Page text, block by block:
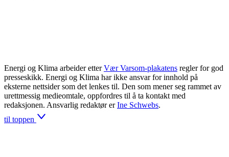
Energi og Klima arbeider etter Vær Varsom-plakatens regler for god
presseskikk. Energi og Klima har ikke ansvar for innhold på
eksterne nettsider som det lenkes til. Den som mener seg rammet av
urettmessig medieomtale, oppfordres til å ta kontakt med
redaksjonen. Ansvarlig redaktør er Ine Schwebs.
til toppen